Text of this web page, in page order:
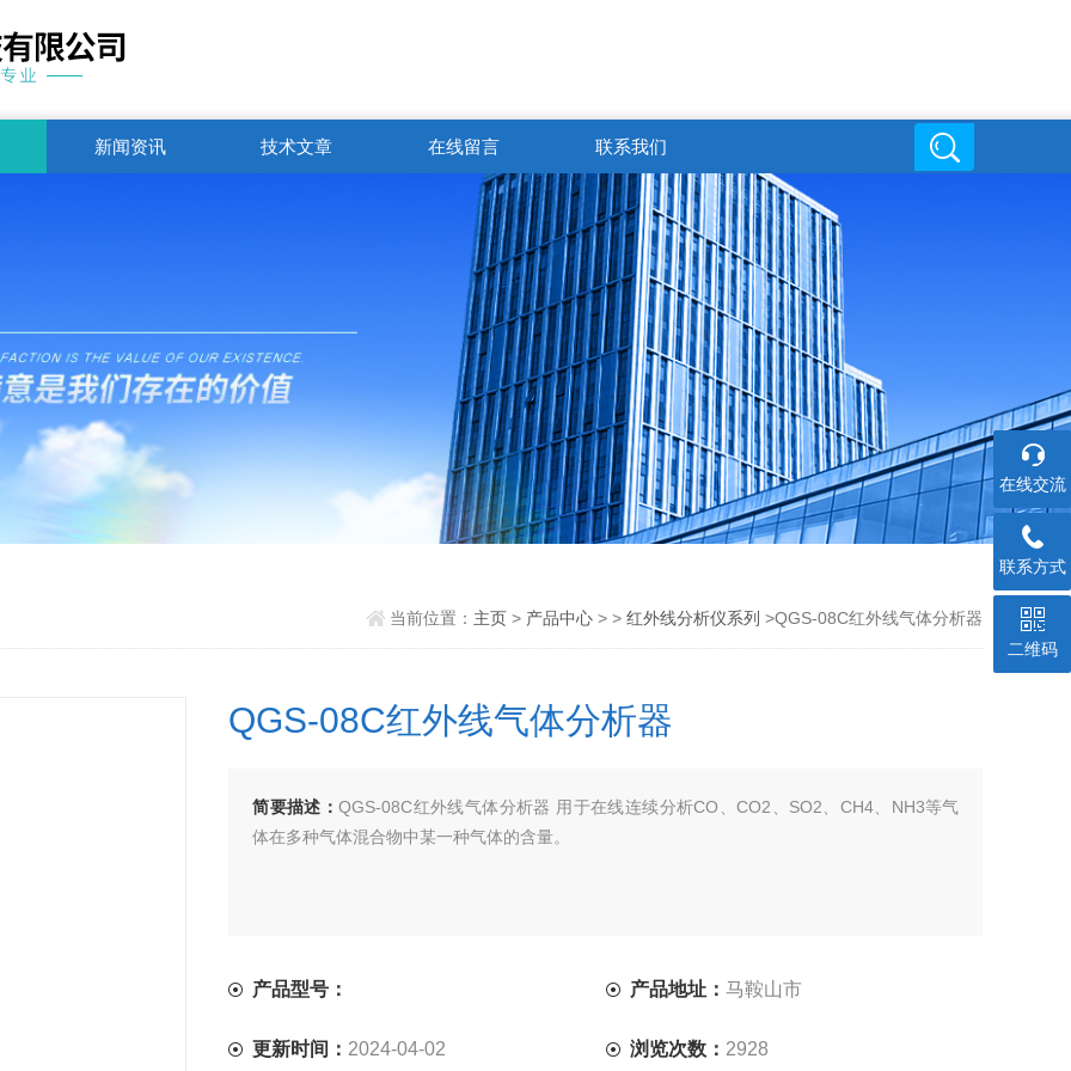
17512503446
719816494@qq.com
在线交流
新闻资讯 技术文章 在线留言 联系我们
当前位置： 主页 > 产品中心 > >红外线分析仪系列 >QGS-08C红外线气体分析器
QGS-08C红外线气体分析器
简要描述：QGS-08C红外线气体分析器 用于在线连续分析CO、CO2、SO2、CH4、NH3等气
体在多种气体混合物中某一种气体的含量。
产品型号： 产品地址： 马鞍山市
更新时间： 2024-04-02 浏览次数： 2928
在线交流
联系方式
二维码